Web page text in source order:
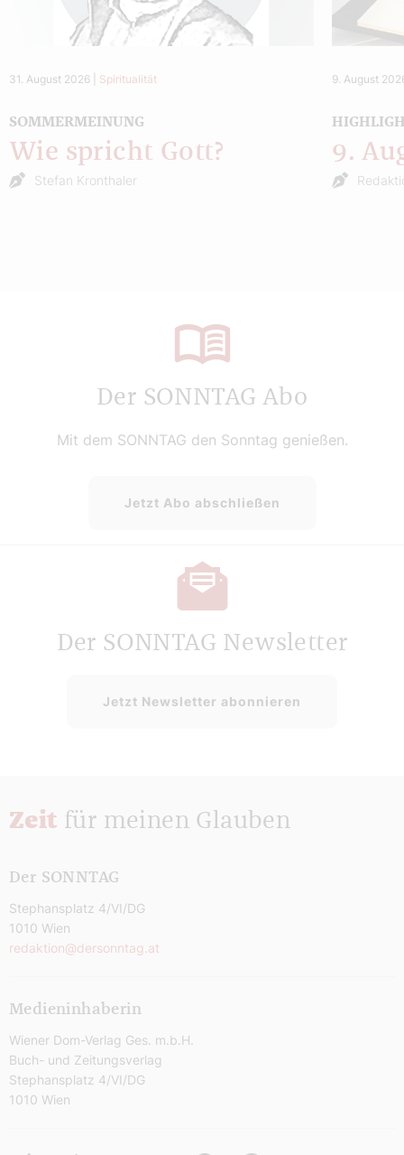
31. August 2026 Spiritualität
SOMMERMEINUNG
Wie spricht Gott?
Stefan Kronthaler
9. August
9.
Der SONNTAG Abo
Mit dem SONNTAG den Sonntag genießen.
Jetzt Abo abschließen
Der SONNTAG Newsletter
Jetzt Newsletter abonnieren
Zeit für meinen Glauben
Der SONNTAG
Stephansplatz 4/VI/DG
1010 Wien
redaktion@dersonntag.at
Medieninhaberin
Wiener Dom-Verlag Ges. m.b.H.
Buch- und Zeitungsverlag
Stephansplatz 4/VI/DG
1010 Wien